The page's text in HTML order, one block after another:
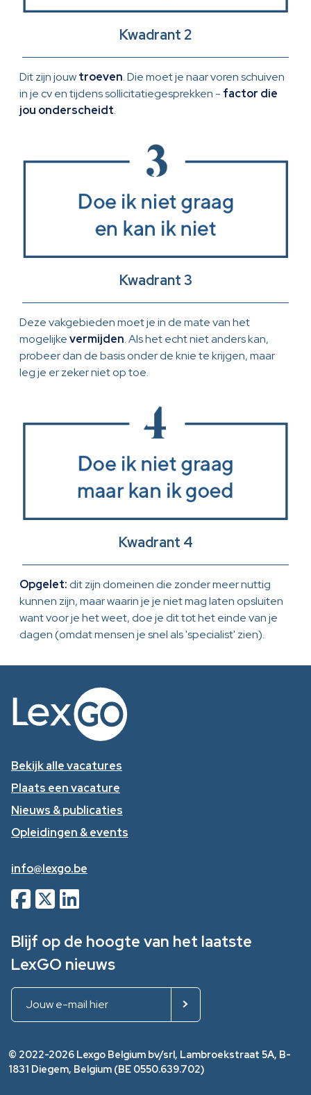
Kwadrant 2
Dit zijn jouwtroeven. Die moet je naar voren schuiven
in je cv en tijdens sollicitatiegesprekken - factor die
jou onderscheidt.
Kwadrant 3
Deze vakgebieden moet je in de mate van het
mogelijkevermijden. Als het echt niet anders kan,
probeer dan de basis onder de knie te krijgen, maar
leg je er zeker niet op toe.
Kwadrant 4
Opgelet: dit zijn domeinen die zonder meer nuttig
kunnen zijn, maar waarin je je niet mag laten opsluiten
want voor je het weet, doe je dit tot het einde van je
dagen (omdat mensen je snel als 'specialist' zien).
Bekijk alle vacatures
Plaats een vacature
Nieuws & publicaties
Opleidingen & events
info@lexgo.be
Blijf op de hoogte van het laatste
LexGO nieuws
© 2022-2026 Lexgo Belgium bv/srl, Lambroekstraat 5A, B-
1831 Diegem, Belgium (BE 0550.639.702)